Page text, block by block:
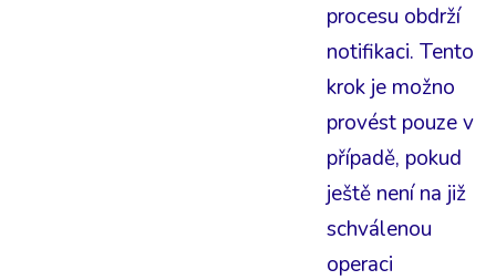
procesu obdrží
notifikaci. Tento
krok je možno
provést pouze v
případě, pokud
ještě není na již
schválenou
operaci